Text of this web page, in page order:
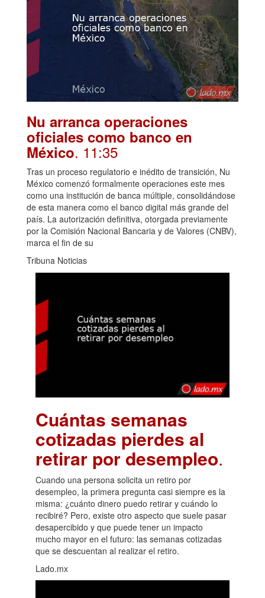
Nu arranca operaciones
oficiales como banco en
México. 11:35
Tras un proceso regulatorio e inédito de transición, Nu
México comenzó formalmente operaciones este mes
como una institución de banca múltiple, consolidándose
de esta manera como el banco digital más grande del
país. La autorización definitiva, otorgada previamente
por la Comisión Nacional Bancaria y de Valores (CNBV),
marca el fin de su
Tribuna Noticias
Cuántas semanas
cotizadas pierdes al
retirar por desempleo.
Cuando una persona solicita un retiro por
desempleo, la primera pregunta casi siempre es la
misma: ¿cuánto dinero puedo retirar y cuándo lo
recibiré? Pero, existe otro aspecto que suele pasar
desapercibido y que puede tener un impacto
mucho mayor en el futuro: las semanas cotizadas
que se descuentan al realizar el retiro.
Lado.mx